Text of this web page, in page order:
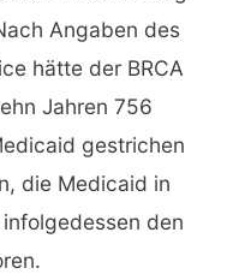
Angaben des
hätte der BRCA
Jahren 756
gestrichen
die Medicaid in
den